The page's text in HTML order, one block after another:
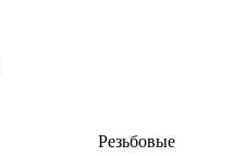
Резьбовые